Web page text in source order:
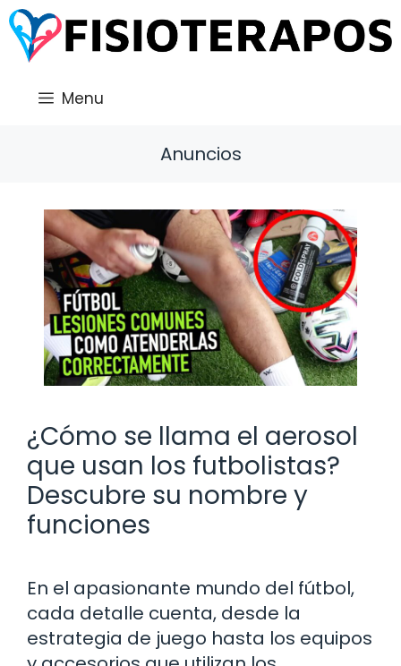
Saltar
al
contenido
Menu
Anuncios
¿Cómo se llama el aerosol
que usan los futbolistas?
Descubre su nombre y
funciones
En el apasionante mundo del fútbol,
cada detalle cuenta, desde la
estrategia de juego hasta los equipos